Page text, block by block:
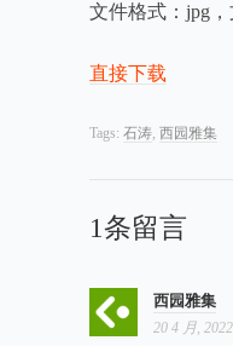
文件格式：jpg
直接下载
Tags: 石涛, 西园雅集
1条留言
西园雅集
20 4 月, 2022